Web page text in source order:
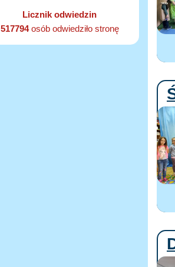
Licznik odwiedzin
517794osób odwiedziło stronę